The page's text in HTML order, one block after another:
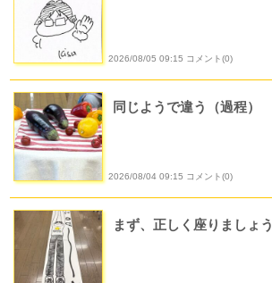
2026/08/05 09:15 コメント(0)
同じようで違う（過程）
2026/08/04 09:15 コメント(0)
まず、正しく座りましょう